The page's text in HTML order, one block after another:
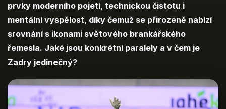
prvky moderního pojetí, technickou čistotu i
mentální vyspělost, díky čemuž se přirozeně nabízí
srovnání s ikonami světového brankářského
řemesla. Jaké jsou konkrétní paralely a v čem je
Zadry jedinečný?